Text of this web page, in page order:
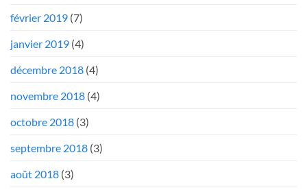
février 2019 (7)
janvier 2019 (4)
décembre 2018 (4)
novembre 2018 (4)
octobre 2018 (3)
septembre 2018 (3)
août 2018 (3)